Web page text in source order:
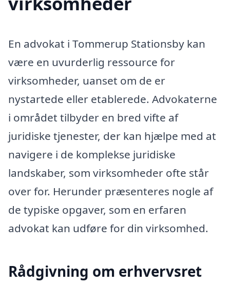
En advokat i Tommerup Stationsby kan
være en uvurderlig ressource for
virksomheder, uanset om de er
nystartede eller etablerede. Advokaterne
i området tilbyder en bred vifte af
juridiske tjenester, der kan hjælpe med at
navigere i de komplekse juridiske
landskaber, som virksomheder ofte står
over for. Herunder præsenteres nogle af
de typiske opgaver, som en erfaren
advokat kan udføre for din virksomhed.
Rådgivning om erhvervsret